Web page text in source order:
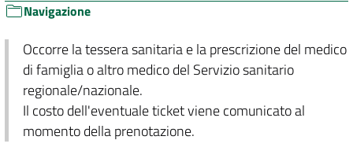
Navigazione
Occorre la tessera sanitaria e la prescrizione del medico
di famiglia o altro medico del Servizio sanitario
regionale/nazionale.
Il costo dell'eventuale ticket viene comunicato al
momento della prenotazione.